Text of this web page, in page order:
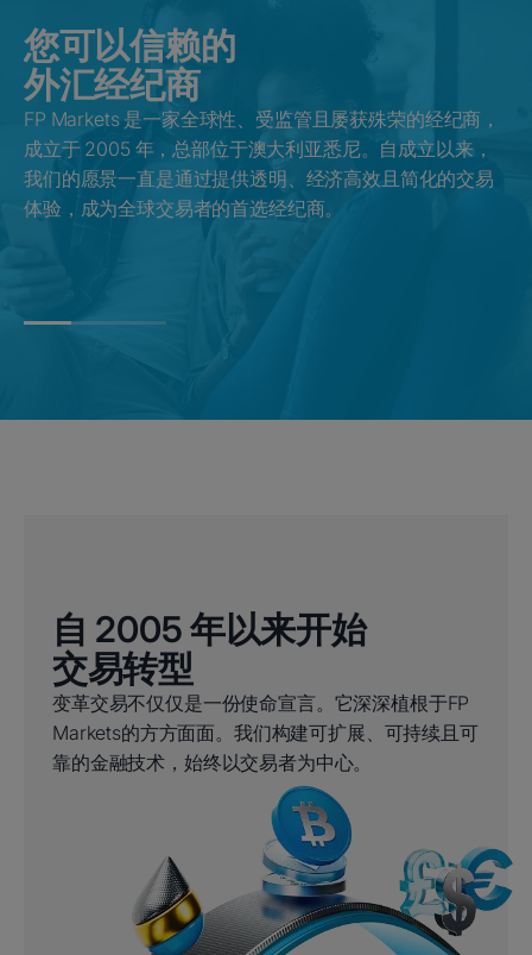
您可以信赖的
外汇经纪商
FP Markets 是一家全球性、受监管且屡获殊荣的经纪商，
成立于 2005 年，总部位于澳大利亚悉尼。自成立以来，
我们的愿景一直是通过提供透明、经济高效且简化的交易
体验，成为全球交易者的首选经纪商。
自 2005 年以来开始
交易转型
变革交易不仅仅是一份使命宣言。它深深植根于FP
Markets的方方面面。我们构建可扩展、可持续且可
靠的金融技术，始终以交易者为中心。